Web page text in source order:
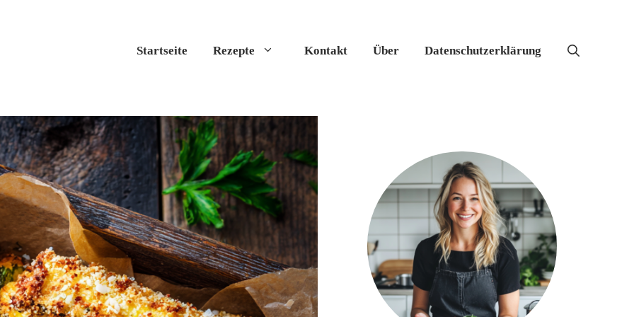
Startseite Rezepte Kontakt Über Datenschutzerklärung